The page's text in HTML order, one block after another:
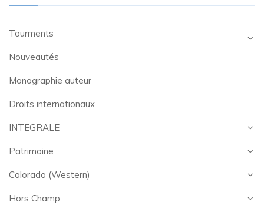
Tourments
Nouveautés
Monographie auteur
Droits internationaux
INTEGRALE
Patrimoine
Colorado (Western)
Hors Champ